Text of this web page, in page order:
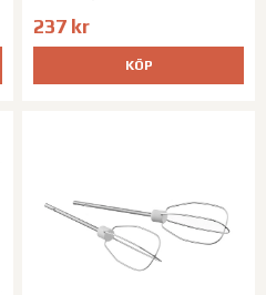
237 kr
KÖP